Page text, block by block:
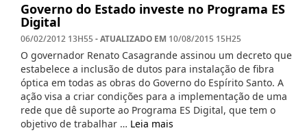
Governo do Estado investe no Programa ES
Digital
06/02/2012 13H55- ATUALIZADO EM 10/08/2015 15H25
O governador Renato Casagrande assinou um decreto que
estabelece a inclusão de dutos para instalação de fibra
óptica em todas as obras do Governo do Espírito Santo. A
ação visa a criar condições para a implementação de uma
rede que dê suporte ao Programa ES Digital, que tem o
objetivo de trabalhar … Leia mais